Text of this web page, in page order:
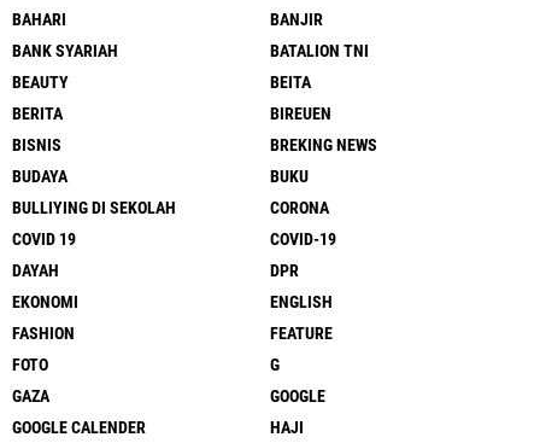
BAHARI
BANJIR
BANK SYARIAH
BATALION TNI
BEAUTY
BEITA
BERITA
BIREUEN
BISNIS
BREKING NEWS
BUDAYA
BUKU
BULLIYING DI SEKOLAH
CORONA
COVID 19
COVID-19
DAYAH
DPR
EKONOMI
ENGLISH
FASHION
FEATURE
FOTO
G
GAZA
GOOGLE
GOOGLE CALENDER
HAJI